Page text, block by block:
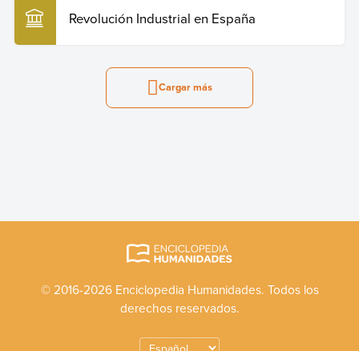
Revolución Industrial en España
Cargar más
© 2016-2026 Enciclopedia Humanidades. Todos los
derechos reservados.